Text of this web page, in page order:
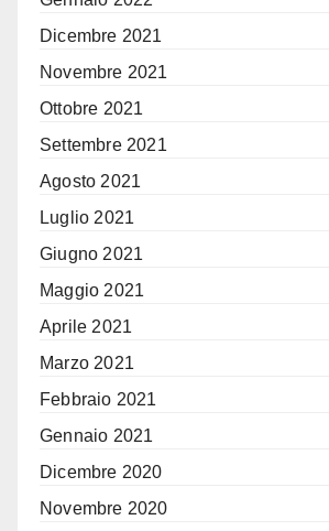
Dicembre 2021
Novembre 2021
Ottobre 2021
Settembre 2021
Agosto 2021
Luglio 2021
Giugno 2021
Maggio 2021
Aprile 2021
Marzo 2021
Febbraio 2021
Gennaio 2021
Dicembre 2020
Novembre 2020